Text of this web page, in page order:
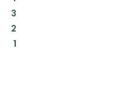
3:
2:
1: